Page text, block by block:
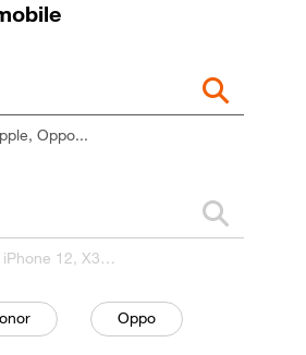
Oppo...
iPhone 12, X3…
sélectionné Filtre
Opposélectionné